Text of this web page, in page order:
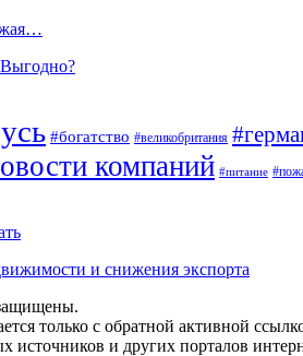
#богатство #великобритания
компаний #питание
и снижения экспорта
только с обратной активной
и других порталов